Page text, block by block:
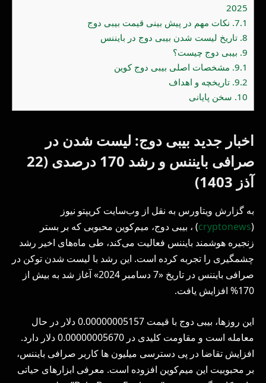
2025
7.1. نکات مهم در پیش بینی قیمت بیبی دوج
8. تاریخ لیست شدن بیبی دوج در بایننس
9. بیبی دوج چیست؟
9.1. مشخصات اصلی بیبی دوج کوین
9.2. تاریخچه و اهداف
10. سخن پایانی
اخبار جدید بیبی دوج: لیست شدن در
صرافی بایننس و رشد 170 درصدی (22
آذز 1403)
به گزارش ویتاورس به نقل از وب‌سایت کریپتو نیوز
(
cryptonews) ، بیبی دوج، میم‌کوین محبوبی که بر بستر
زنجیره هوشمند بایننس فعالیت می‌کند، طی ماه‌های اخیر رشد
چشمگیری را تجربه کرده است. این رشد با لیست شدن توکن در
صرافی بایننس در تاریخ «7 دسامبر 2024» آغاز شد به بیش از
170% افزایش یافت.
این روزها، بیبی دوج با قیمت 0.00000005157 دلار در حال
معامله است و مقاومت کلیدی در 0.00000005670 دلار دارد.
افزایش تقاضا در پی دسترسی میلیون ها کاربر صرافی بایننس،
بر محبوبیت این میم‌کوین افزوده است. معرفی ابزارهای حیاتی